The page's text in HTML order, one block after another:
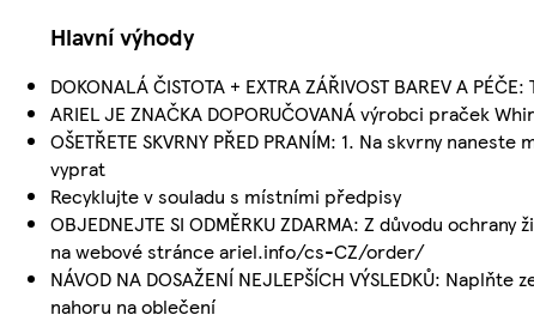
Hlavní výhody
DOKONALÁ ČISTOTA + EXTRA ZÁŘIVOST BAREV A
ARIEL JE ZNAČKA DOPORUČOVANÁ výrobci praček
OŠETŘETE SKVRNY PŘED PRANÍM: 1. Na skvrny
vyprat
Recyklujte v souladu s místními předpisy
OBJEDNEJTE SI ODMĚRKU ZDARMA: Z důvodu
na webové stránce ariel.info/cs-CZ/order/
NÁVOD NA DOSAŽENÍ NEJLEPŠÍCH VÝSLEDKŮ:
nahoru na oblečení